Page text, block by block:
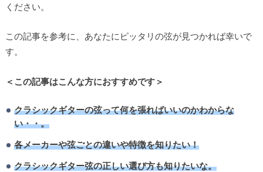
ください。
この記事を参考に、あなたにピッタリの弦が見つかれば幸いで
す。
＜この記事はこんな方におすすめです＞
クラシックギターの弦って何を張ればいいのかわからな
い・・。
各メーカーや弦ごとの違いや特徴を知りたい！
クラシックギター弦の正しい選び方も知りたいな。